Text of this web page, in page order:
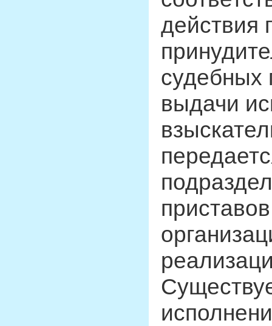
действия
судебных
выдачи